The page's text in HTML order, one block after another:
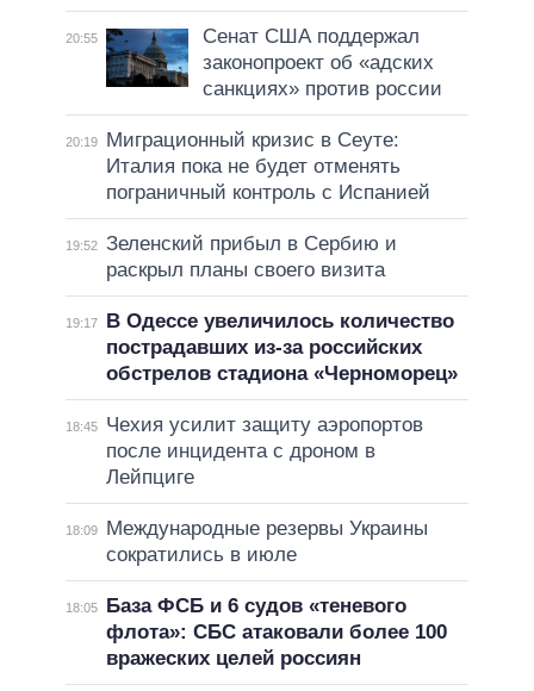
20:55
Сенат США поддержал
законопроект об «адских
санкциях» против россии
20:19
Миграционный кризис в Сеуте:
Италия пока не будет отменять
пограничный контроль с Испанией
19:52 Зеленский прибыл в Сербию и
раскрыл планы своего визита
19:17
В Одессе увеличилось количество
пострадавших из-за российских
обстрелов стадиона «Черноморец»
18:45
Чехия усилит защиту аэропортов
после инцидента с дроном в
Лейпциге
18:09
Международные резервы Украины
сократились в июле
18:05
База ФСБ и 6 судов «теневого
флота»: СБС атаковали более 100
вражеских целей россиян